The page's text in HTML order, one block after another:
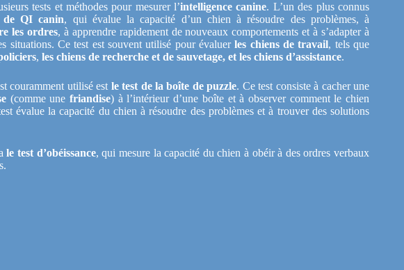
tests et méthodes pour mesurer l’intelligence canine. L’un des plus connus
de QI canin, qui évalue la capacité d’un chien à résoudre des problèmes, à
les ordres, à apprendre rapidement de nouveaux comportements et à s’adapter à
situations. Ce test est souvent utilisé pour évaluerles chiens de travail, tels que
, les chiens de recherche et de sauvetage, et les chiens d’assistance.
couramment utilisé est le test de la boîte de puzzle. Ce test consiste à cacher une
(comme unefriandise) à l’intérieur d’une boîte et à observer comment le chien
évalue la capacité du chien à résoudre des problèmes et à trouver des solutions
le test d’obéissance, qui mesure la capacité du chien à obéir à des ordres verbaux